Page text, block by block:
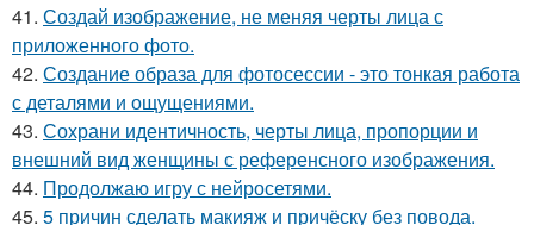
41. Создай изображение, не меняя черты лица с
приложенного фото.
42. Создание образа для фотосессии - это тонкая работа
с деталями и ощущениями.
43. Сохрани идентичность, черты лица, пропорции и
внешний вид женщины с референсного изображения.
44. Продолжаю игру с нейросетями.
45. 5 причин сделать макияж и причёску без повода.